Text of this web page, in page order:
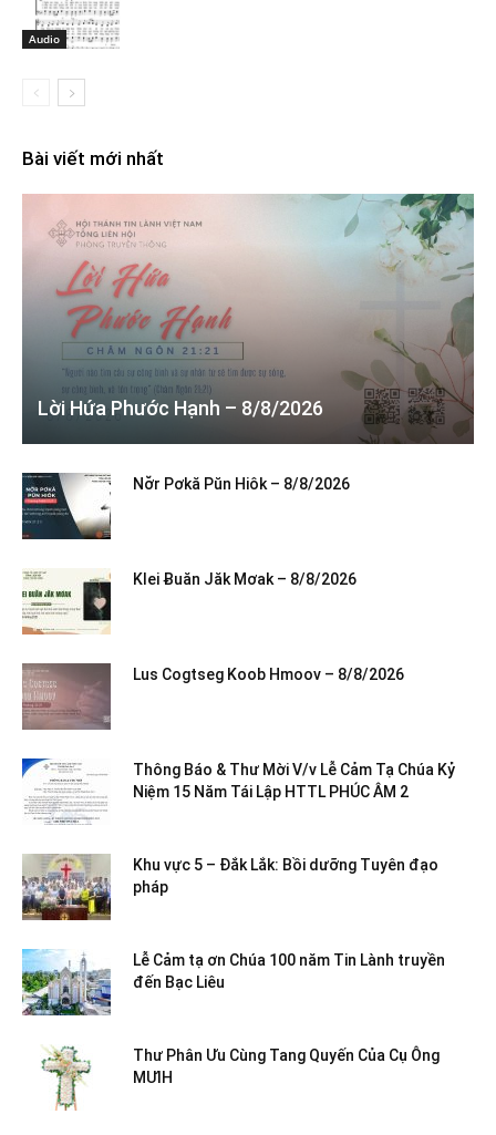
Audio
Bài viết mới nhất
Lời Hứa Phước Hạnh – 8/8/2026
Nơ̆r Pơkă Pŭn Hiôk – 8/8/2026
Klei Ƀuăn Jăk Mơak – 8/8/2026
Lus Cogtseg Koob Hmoov – 8/8/2026
Thông Báo & Thư Mời V/v Lễ Cảm Tạ Chúa Kỷ
Niệm 15 Năm Tái Lập HTTL PHÚC ÂM 2
Khu vực 5 – Đắk Lắk: Bồi dưỡng Tuyên đạo
pháp
Lễ Cảm tạ ơn Chúa 100 năm Tin Lành truyền
đến Bạc Liêu
Thư Phân Ưu Cùng Tang Quyến Của Cụ Ông
MƯIH